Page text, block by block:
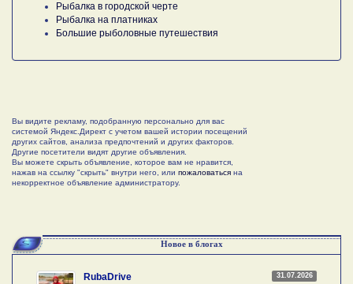
Рыбалка в городской черте
Рыбалка на платниках
Большие рыболовные путешествия
Вы видите рекламу, подобранную персонально для вас
системой Яндекс.Директ с учетом вашей истории посещений
других сайтов, анализа предпочтений и других факторов.
Другие посетители видят другие объявления.
Вы можете скрыть объявление, которое вам не нравится,
нажав на ссылку "скрыть" внутри него, или пожаловаться на
некорректное объявление администратору.
Новое в блогах
31.07.2026
RubaDrive